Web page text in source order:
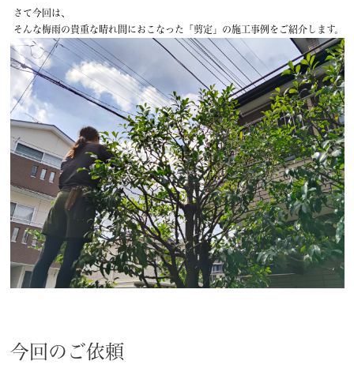
さて今回は、
そんな梅雨の貴重な晴れ間におこなった「剪定」の施工事例をご紹介します。
今回のご依頼